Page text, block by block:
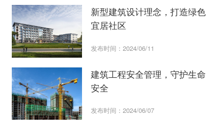
新型建筑设计理念，打造绿色
宜居社区
发布时间：2024/06/11
建筑工程安全管理，守护生命
安全
发布时间：2024/06/07